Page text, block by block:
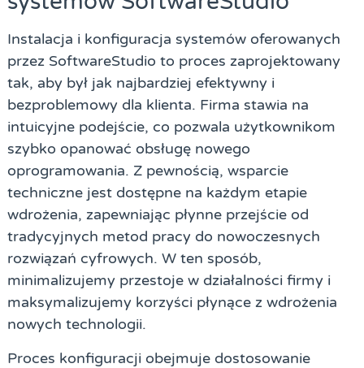
Instalacja i konfiguracja systemów oferowanych
przez SoftwareStudio to proces zaprojektowany
tak, aby był jak najbardziej efektywny i
bezproblemowy dla klienta. Firma stawia na
intuicyjne podejście, co pozwala użytkownikom
szybko opanować obsługę nowego
oprogramowania. Z pewnością, wsparcie
techniczne jest dostępne na każdym etapie
wdrożenia, zapewniając płynne przejście od
tradycyjnych metod pracy do nowoczesnych
rozwiązań cyfrowych. W ten sposób,
minimalizujemy przestoje w działalności firmy i
maksymalizujemy korzyści płynące z wdrożenia
nowych technologii.
Proces konfiguracji obejmuje dostosowanie